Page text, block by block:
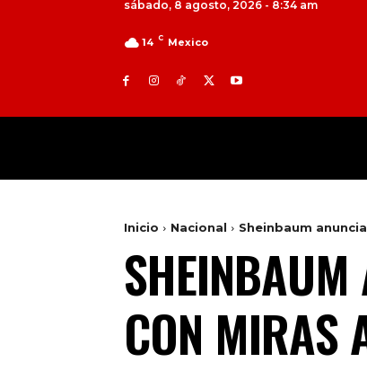
sábado, 8 agosto, 2026 - 8:34 am
14 C Mexico
TOLUCA 98.9 FM | ATLACOMULCO
Inicio Nacional Sheinbaum
SHEINBAUM
CON MIRAS